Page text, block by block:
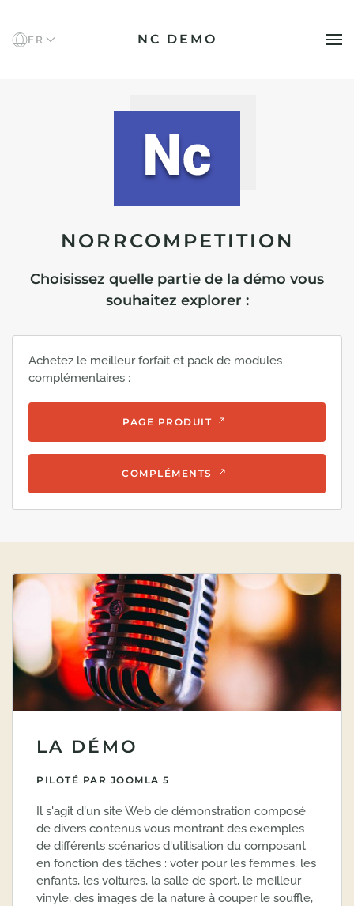
Accéder au contenu principal
FR NC DEMO
NORRCOMPETI­TION
Choisissez quelle partie de la démo vous
souhaitez explorer :
Achetez le meilleur forfait et pack de modules
complémentaires :
PAGE PRODUIT
COMPLÉMENTS
LA DÉMO
PILOTÉ PAR JOOMLA 5
Il s'agit d'un site Web de démonstration composé
de divers contenus vous montrant des exemples
de différents scénarios d'utilisation du composant
en fonction des tâches : voter pour les femmes, les
enfants, les voitures, la salle de sport, le meilleur
vinyle, des images de la nature à couper le souffle,